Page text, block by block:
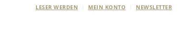
LESER WERDEN MEIN KONTO NEWSLETTER